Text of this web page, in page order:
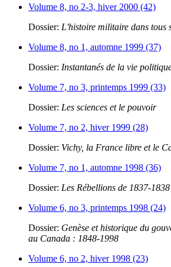
Volume 8, no 2-3, hiver 2000 (42)
Dossier: L'histoire militaire dans tous
Volume 8, no 1, automne 1999 (37)
Dossier: Instantanés de la vie
Volume 7, no 3, printemps 1999 (33)
Dossier: Les sciences et le pouvoir
Volume 7, no 2, hiver 1999 (28)
Dossier: Vichy, la France libre et le
Volume 7, no 1, automne 1998 (36)
Dossier: Les Rébellions de 1837-
Volume 6, no 3, printemps 1998 (24)
Dossier: Genèse et historique du
au Canada : 1848-1998
Volume 6, no 2, hiver 1998 (23)